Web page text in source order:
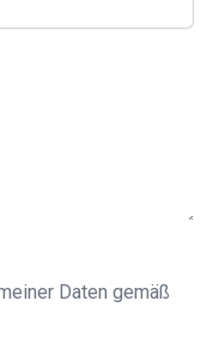
Daten gemäß